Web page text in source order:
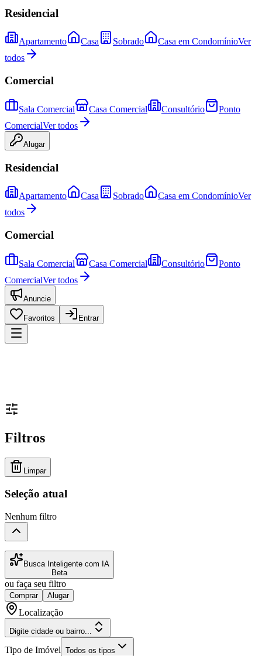
Residencial
Apartamento Casa Sobrado Casa em CondomínioVer
todos
Comercial
Sala Comercial Casa Comercial Consultório
Ponto
ComercialVer todos
Alugar
Residencial
Apartamento Casa Sobrado Casa em CondomínioVer
todos
Comercial
Sala Comercial Casa Comercial Consultório
Ponto
ComercialVer todos
Anuncie
Favoritos Entrar
Filtros
Limpar
Seleção atual
Nenhum filtro
Busca Inteligente com IA
Beta
ou faça seu filtro
Comprar Alugar
Localização
Digite cidade ou bairro...
Tipo de Imóvel Todos os tipos